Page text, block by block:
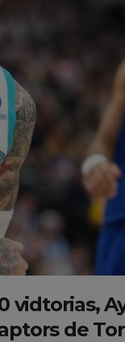
vidtorias,
de